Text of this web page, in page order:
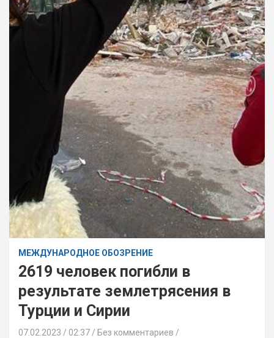
МЕЖДУНАРОДНОЕ ОБОЗРЕНИЕ
2619 человек погибли в
результате землетрясения в
Турции и Сирии
07.02.2023 02:37 / Без комментариев